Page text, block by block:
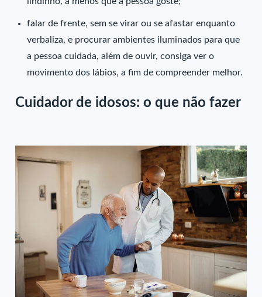
falar de frente, sem se virar ou se afastar enquanto
verbaliza, e procurar ambientes iluminados para que
a pessoa cuidada, além de ouvir, consiga ver o
movimento dos lábios, a fim de compreender melhor.
Cuidador de idosos: o que não fazer